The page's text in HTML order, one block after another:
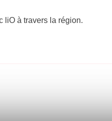
liO à travers la région.